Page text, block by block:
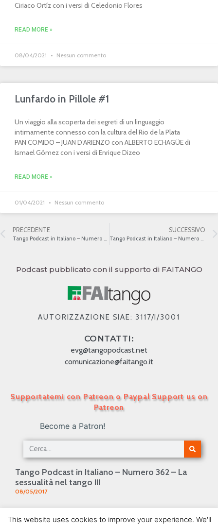
Ciriaco Ortíz con i versi di Celedonio Flores
READ MORE »
08/04/2021 Nessun commento
Lunfardo in Pillole #1
Un viaggio alla scoperta dei segreti di un linguaggio
intimamente connesso con la cultura del Rio de la Plata
PAN COMIDO – JUAN D’ARIENZO con ALBERTO ECHAGÜE di
Ismael Gómez con i versi di Enrique Dizeo
READ MORE »
01/04/2021 Nessun commento
PRECEDENTE SUCCESSIVO
Podcast pubblicato con il supporto di FAITANGO
AUTORIZZAZIONE SIAE: 3117/I/3001
CONTATTI:
evg@tangopodcast.net
comunicazione@faitango.it
Supportatemi con Patreon o Paypal Support us on
Patreon
Become a Patron!
Tango Podcast in Italiano – Numero 362 – La
sessualità nel tango III
08/05/2017
Tango Podcast in Italiano – Numero 128 –
This website uses cookies to improve your experience. We'll